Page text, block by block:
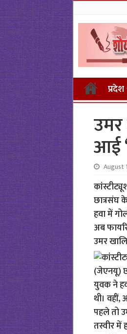
प्रदेश
आई
August
छात्रसंघ
हवा में
अब
उमर